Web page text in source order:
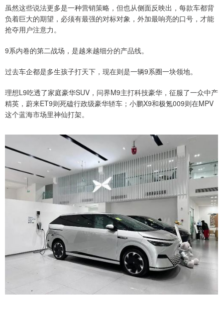
虽然这些说法更多是一种营销策略，但也从侧面反映出，每款车都背
负着巨大的期望，必须有最强的对标对象，外加最响亮的口号，才能
抢夺用户注意力。
9系内卷的第二战场，是越来越细分的产品线。
过去车企都是多生孩子打天下，现在则是一辆9系圈一块领地。
理想L9吃透了家庭豪华SUV，问界M9主打科技豪华，征服了一众中产
精英，蔚来ET9则死磕行政级豪华轿车；小鹏X9和极氪009则在MPV
这个蓝海市场里神仙打架。